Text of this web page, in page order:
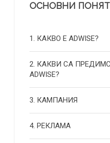
ОСНОВНИ
1. КАКВО Е ADWISE?
2. КАКВИ СА
ADWISE?
3. КАМПАНИЯ
4. РЕКЛАМА